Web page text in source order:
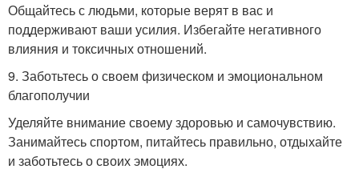
Общайтесь с людьми, которые верят в вас и
поддерживают ваши усилия. Избегайте негативного
влияния и токсичных отношений.
9. Заботьтесь о своем физическом и эмоциональном
благополучии
Уделяйте внимание своему здоровью и самочувствию.
Занимайтесь спортом, питайтесь правильно, отдыхайте
и заботьтесь о своих эмоциях.